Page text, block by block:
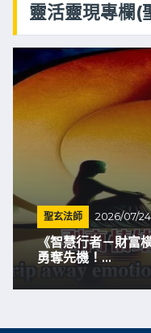
靈活靈現專欄(
聖玄法師 2026/07/24
《智慧行者－財富
勇奪先機！...